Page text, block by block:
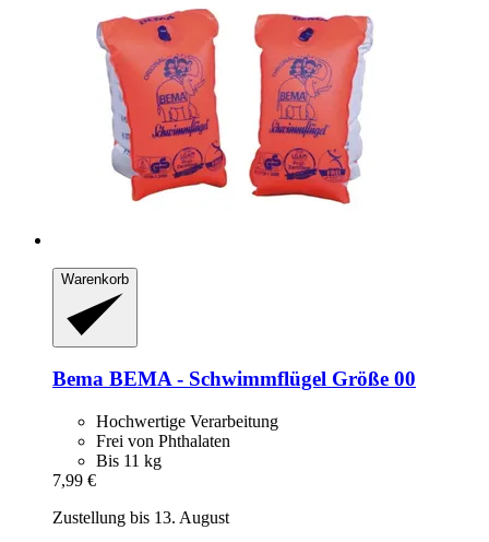
Warenkorb
Bema BEMA -​ Schwimmflügel Größe 00
Hochwertige Verarbeitung
Frei von Phthalaten
Bis 11 kg
7,99 €
Zustellung bis 13. August